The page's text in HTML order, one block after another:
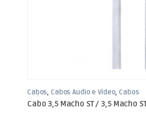
Cabos,Cabos Áudio e Vídeo,Cabos
Jack 3,5mm
Cabo 3,5 Macho ST / 3,5 Macho